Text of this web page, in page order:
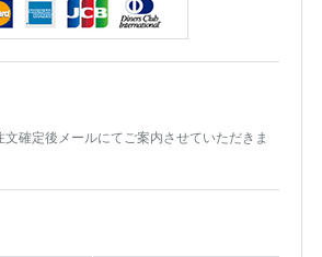
文確定後メールにてご案内させていただきま